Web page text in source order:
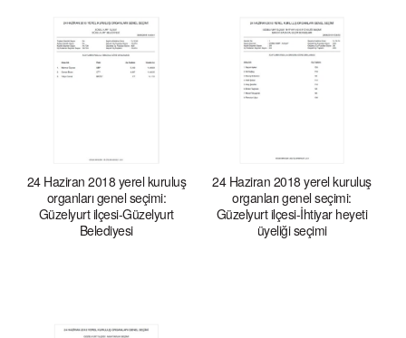
24 Haziran 2018 yerel kuruluş
organları genel seçimi:
Güzelyurt ilçesi-Güzelyurt
Belediyesi
24 Haziran 2018 yerel kuruluş
organları genel seçimi:
Güzelyurt ilçesi-İhtiyar heyeti
üyeliği seçimi